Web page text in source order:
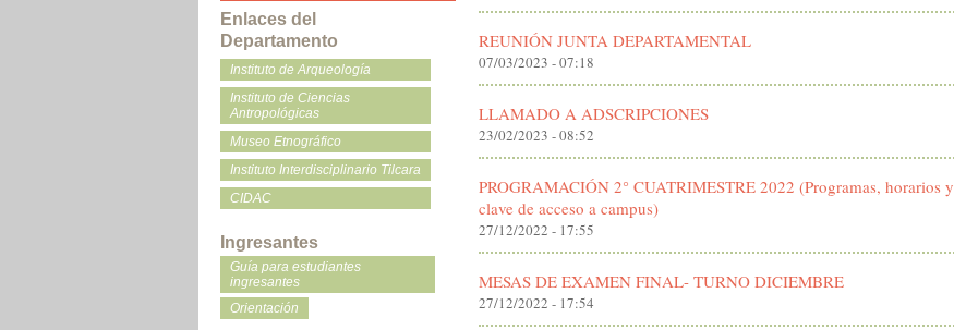
Enlaces del
Departamento
Instituto de Arqueología
Instituto de Ciencias
Antropológicas
Museo Etnográfico
Instituto Interdisciplinario Tilcara
CIDAC
Ingresantes
Guía para estudiantes
ingresantes
Orientación
REUNIÓN JUNTA DEPARTAMENTAL
07/03/2023 - 07:18
LLAMADO A ADSCRIPCIONES
23/02/2023 - 08:52
PROGRAMACIÓN 2° CUATRIMESTRE 2022 (Programas, horarios y
clave de acceso a campus)
27/12/2022 - 17:55
MESAS DE EXAMEN FINAL- TURNO DICIEMBRE
27/12/2022 - 17:54